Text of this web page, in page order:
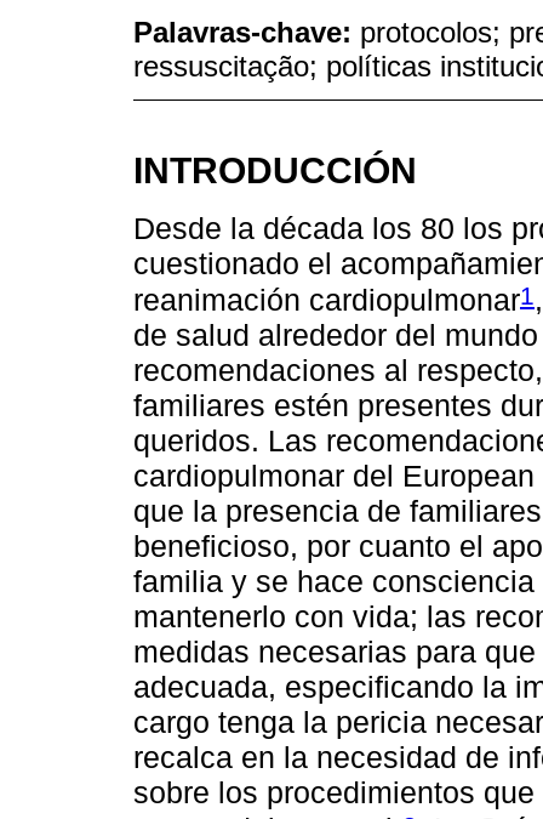
Palavras-chave: protocolos;
ressuscitação; políticas
INTRODUCCIÓN
Desde la década los 80 los
cuestionado el
reanimación cardiopulmonar1
de salud alrededor del
recomendaciones al
familiares estén presentes
queridos. Las
cardiopulmonar del
que la presencia de
beneficioso, por cuanto el
familia y se hace
mantenerlo con vida; las
medidas necesarias para
adecuada, especificando la
cargo tenga la pericia
recalca en la necesidad de
sobre los procedimientos